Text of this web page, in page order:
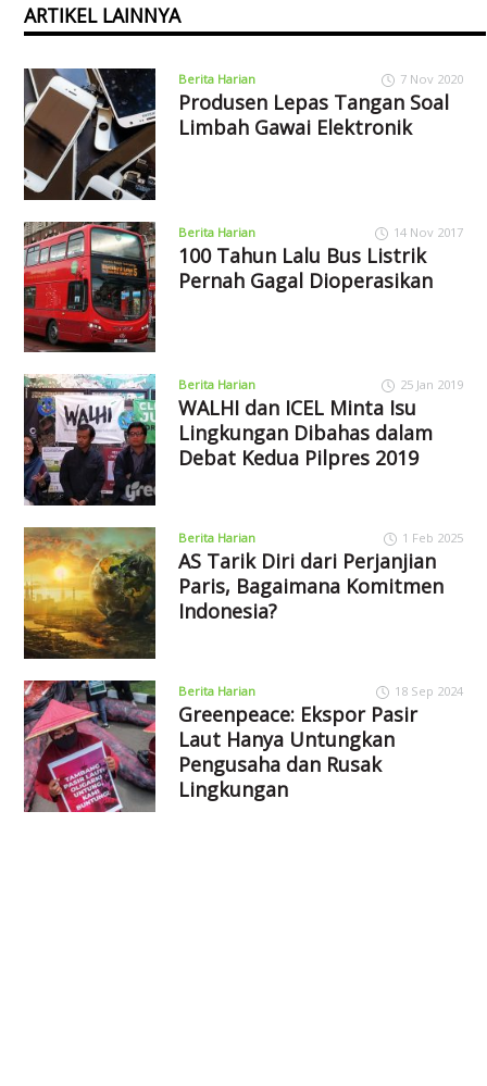
ARTIKEL LAINNYA
Berita Harian 7 Nov 2020
Produsen Lepas Tangan Soal
Limbah Gawai Elektronik
Berita Harian 14 Nov 2017
100 Tahun Lalu Bus Listrik
Pernah Gagal Dioperasikan
Berita Harian 25 Jan 2019
WALHI dan ICEL Minta Isu
Lingkungan Dibahas dalam
Debat Kedua Pilpres 2019
Berita Harian 1 Feb 2025
AS Tarik Diri dari Perjanjian
Paris, Bagaimana Komitmen
Indonesia?
Berita Harian 18 Sep 2024
Greenpeace: Ekspor Pasir
Laut Hanya Untungkan
Pengusaha dan Rusak
Lingkungan